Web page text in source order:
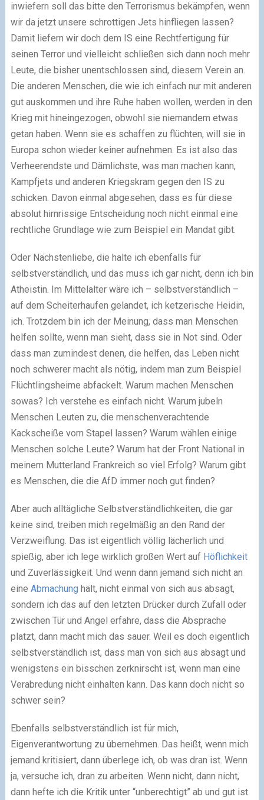
inwiefern soll das bitte den Terrorismus bekämpfen, wenn
wir da jetzt unsere schrottigen Jets hinfliegen lassen?
Damit liefern wir doch dem IS eine Rechtfertigung für
seinen Terror und vielleicht schließen sich dann noch mehr
Leute, die bisher unentschlossen sind, diesem Verein an.
Die anderen Menschen, die wie ich einfach nur mit anderen
gut auskommen und ihre Ruhe haben wollen, werden in den
Krieg mit hineingezogen, obwohl sie niemandem etwas
getan haben. Wenn sie es schaffen zu flüchten, will sie in
Europa schon wieder keiner aufnehmen. Es ist also das
Verheerendste und Dämlichste, was man machen kann,
Kampfjets und anderen Kriegskram gegen den IS zu
schicken. Davon einmal abgesehen, dass es für diese
absolut hirnrissige Entscheidung noch nicht einmal eine
rechtliche Grundlage wie zum Beispiel ein Mandat gibt.
Oder Nächstenliebe, die halte ich ebenfalls für
selbstverständlich, und das muss ich gar nicht, denn ich bin
Atheistin. Im Mittelalter wäre ich – selbstverständlich –
auf dem Scheiterhaufen gelandet, ich ketzerische Heidin,
ich. Trotzdem bin ich der Meinung, dass man Menschen
helfen sollte, wenn man sieht, dass sie in Not sind. Oder
dass man zumindest denen, die helfen, das Leben nicht
noch schwerer macht als nötig, indem man zum Beispiel
Flüchtlingsheime abfackelt. Warum machen Menschen
sowas? Ich verstehe es einfach nicht. Warum jubeln
Menschen Leuten zu, die menschenverachtende
Kackscheiße vom Stapel lassen? Warum wählen einige
Menschen solche Leute? Warum hat der Front National in
meinem Mutterland Frankreich so viel Erfolg? Warum gibt
es Menschen, die die AfD immer noch gut finden?
Aber auch alltägliche Selbstverständlichkeiten, die gar
keine sind, treiben mich regelmäßig an den Rand der
Verzweiflung. Das ist eigentlich völlig lächerlich und
spießig, aber ich lege wirklich großen Wert auf Höflichkeit
und Zuverlässigkeit. Und wenn dann jemand sich nicht an
eine Abmachung hält, nicht einmal von sich aus absagt,
sondern ich das auf den letzten Drücker durch Zufall oder
zwischen Tür und Angel erfahre, dass die Absprache
platzt, dann macht mich das sauer. Weil es doch eigentlich
selbstverständlich ist, dass man von sich aus absagt und
wenigstens ein bisschen zerknirscht ist, wenn man eine
Verabredung nicht einhalten kann. Das kann doch nicht so
schwer sein?
Ebenfalls selbstverständlich ist für mich,
Eigenverantwortung zu übernehmen. Das heißt, wenn mich
jemand kritisiert, dann überlege ich, ob was dran ist. Wenn
ja, versuche ich, dran zu arbeiten. Wenn nicht, dann nicht,
dann hefte ich die Kritik unter “unberechtigt” ab und gut ist.